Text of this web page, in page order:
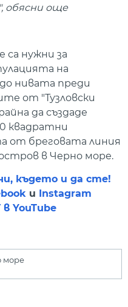
обясни още
нужни за
на
нивата преди
от "Тузловски
да създаде
квадратни
от бреговата линия
в Черно море.
където и да сте!
и
Instagram
YouTube
море